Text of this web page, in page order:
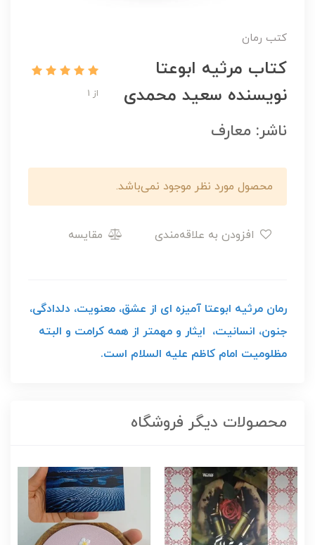
کتب رمان
کتاب مرثیه ابوعتا
نویسنده سعید محمدی
از 1
ناشر: معارف
محصول مورد نظر موجود نمی‌باشد.
مقایسه
رمان مرثیه ابوعتا آمیزه ای از عشق، معنویت، دلدادگی،
جنون، انسانیت، ایثار و مهمتر از همه کرامت و البته
مظلومیت امام کاظم علیه السلام است.
محصولات دیگر فروشگاه